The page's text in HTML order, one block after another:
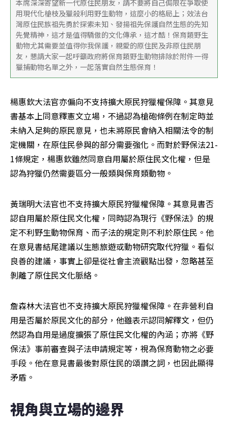
本席深深寄望新一代原住民朋友，請不要將自己侷限在爭取使
用現代化槍枝及獵殺利用野生動物，這麼小的格局上；效法台
灣原住民族祖先勇於探索未知、發揚祖先保護自然生態的先知
先覺精神，這才是值得驕傲的文化傳承，這才酷！保育類野生
動物尤其需要並值得你我保護，親愛的原住民及非原住民朋
友，懇請大家一起呼籲政府將保育類野生動物排除於附件一得
獵捕動物名單之外，一起落實自然生態保育！
楊惠欽大法官亦偏向不支持擴大原民狩獵權保障。其意見
書基本上同意釋憲文立場，不過認為槍砲條例在制定時並
未納入足夠的原民意見，也未將原民會納入相關法令的制
定機關，在原住民參與的部分需要強化。而對於野保法21-
1條規定，楊惠欽雖然同意自用屬於原住民文化權，但是
認為狩獵仍然需要區分一般類與保育類動物。
黃瑞明大法官也不支持擴大原民狩獵權保障。其意見書否
認自用屬於原住民文化權，同時認為現行《野保法》的規
定不利野生動物保育、而子法的規定則不利於原住民。他
在意見書結尾建議以生態旅遊或動物研究取代狩獵。看似
良善的建議，事實上卻是從社會主流觀點出發，忽略甚至
剝離了原住民文化脈絡。
詹森林大法官也不支持擴大原民狩獵權保障。在非營利自
用是否屬於原民文化的部分，他雖表示認同解釋文，但仍
然認為自用是過度擴張了原住民文化權的內涵；亦將《野
保法》事前審查與子法申請規定等，視為保育動物之必要
手段。他在意見書最後對原住民的頌讚之詞，也因此顯得
矛盾。
視角與立場的邊界